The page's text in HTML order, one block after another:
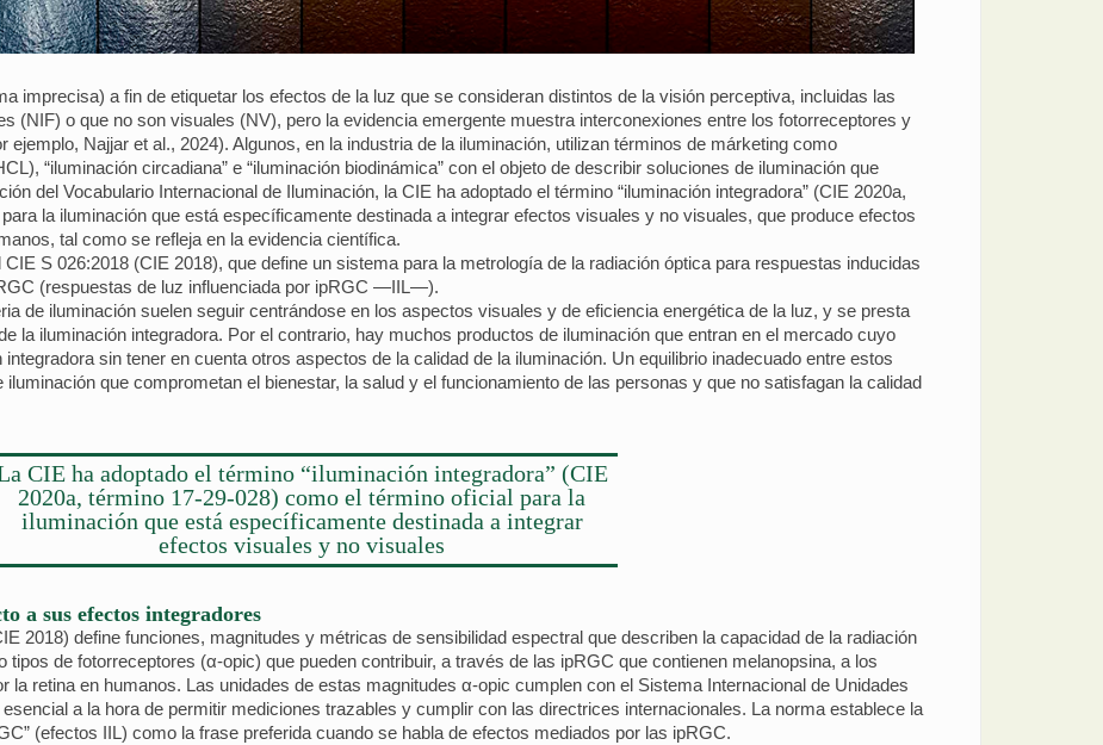
imprecisa) a fin de etiquetar los efectos de la luz que se consideran distintos de la visión perceptiva, incluidas las
(NIF) o que no son visuales (NV), pero la evidencia emergente muestra interconexiones entre los fotorreceptores y
ejemplo, Najjar et al., 2024). Algunos, en la industria de la iluminación, utilizan términos de márketing como
“iluminación circadiana” e “iluminación biodinámica” con el objeto de describir soluciones de iluminación que
del Vocabulario Internacional de Iluminación, la CIE ha adoptado el término “iluminación integradora” (CIE 2020a,
la iluminación que está específicamente destinada a integrar efectos visuales y no visuales, que produce efectos
tal como se refleja en la evidencia científica.
S 026:2018 (CIE 2018), que define un sistema para la metrología de la radiación óptica para respuestas inducidas
(respuestas de luz influenciada por ipRGC —IIL—).
de iluminación suelen seguir centrándose en los aspectos visuales y de eficiencia energética de la luz, y se presta
la iluminación integradora. Por el contrario, hay muchos productos de iluminación que entran en el mercado cuyo
sin tener en cuenta otros aspectos de la calidad de la iluminación. Un equilibrio inadecuado entre estos
que comprometan el bienestar, la salud y el funcionamiento de las personas y que no satisfagan la calidad
CIE ha adoptado el término “iluminación integradora” (CIE
2020a, término 17-29-028) como el término oficial para la
iluminación que está específicamente destinada a integrar
efectos visuales y no visuales
a sus efectos integradores
2018) define funciones, magnitudes y métricas de sensibilidad espectral que describen la capacidad de la radiación
de fotorreceptores (α-opic) que pueden contribuir, a través de las ipRGC que contienen melanopsina, a los
la retina en humanos. Las unidades de estas magnitudes α-opic cumplen con el Sistema Internacional de Unidades
a la hora de permitir mediciones trazables y cumplir con las directrices internacionales. La norma establece la
(efectos IIL) como la frase preferida cuando se habla de efectos mediados por las ipRGC.